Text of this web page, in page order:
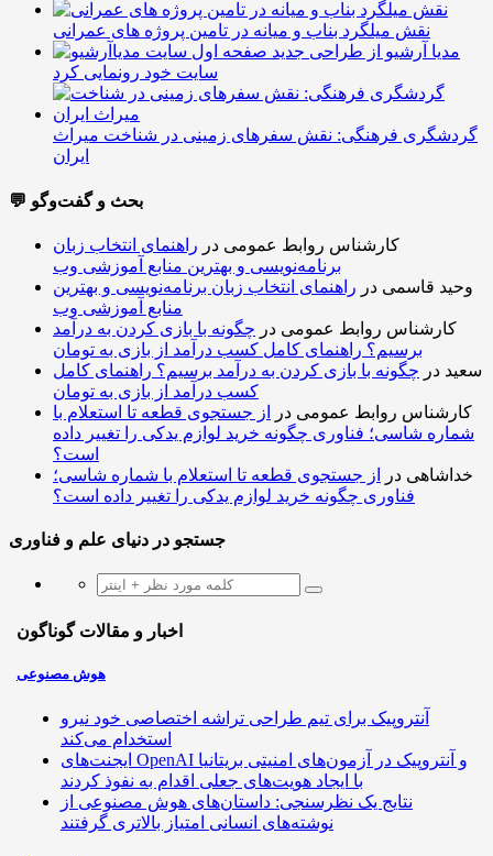
نقش میلگرد بناب و میانه در تامین پروژه های عمرانی
مدیا آرشیو از طراحی جدید
سایت خود رونمایی کرد
گردشگری فرهنگی: نقش سفرهای زمینی در شناخت میراث
ایران
💬 بحث و گفت‌وگو
کارشناس روابط عمومی در راهنمای انتخاب زبان
برنامه‌نویسی و بهترین منابع آموزشی وب
وحید قاسمی در راهنمای انتخاب زبان برنامه‌نویسی و بهترین
منابع آموزشی وب
کارشناس روابط عمومی در چگونه با بازی کردن به درآمد
برسیم؟ راهنمای کامل کسب درآمد از بازی به تومان
سعید در چگونه با بازی کردن به درآمد برسیم؟ راهنمای کامل
کسب درآمد از بازی به تومان
کارشناس روابط عمومی در
از جستجوی قطعه تا استعلام با
شماره شاسی؛ فناوری چگونه خرید لوازم یدکی را تغییر داده
است؟
خداشاهی در
از جستجوی قطعه تا استعلام با شماره شاسی؛
فناوری چگونه خرید لوازم یدکی را تغییر داده است؟
جستجو در دنیای علم و فناوری
اخبار و مقالات گوناگون
هوش مصنوعی
آنتروپیک برای تیم طراحی تراشه اختصاصی خود نیرو
استخدام می‌کند
ایجنت‌های OpenAI و آنتروپیک در آزمون‌های امنیتی بریتانیا
با ایجاد هویت‌های جعلی اقدام به نفوذ کردند
نتایج یک نظرسنجی: داستان‌های هوش مصنوعی از
نوشته‌های انسانی امتیاز بالاتری گرفتند